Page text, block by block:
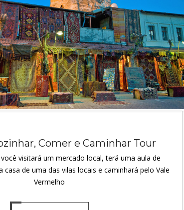
Comer e Caminhar Tour
visitará um mercado local, terá uma aula de
casa de uma das vilas locais e caminhará pelo Vale
Vermelho